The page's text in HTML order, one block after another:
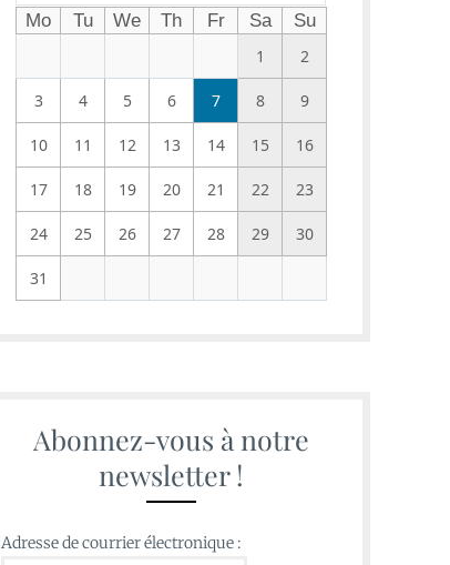
Mo Tu We Th Fr Sa
Su
1
2
3 4 5 6 7 8 9
10 11 12 13 14 15 16
17 18 19 20 21 22 23
24 25 26 27 28 29 30
31
Abonnez-vous à notre
newsletter !
Adresse de courrier électronique :